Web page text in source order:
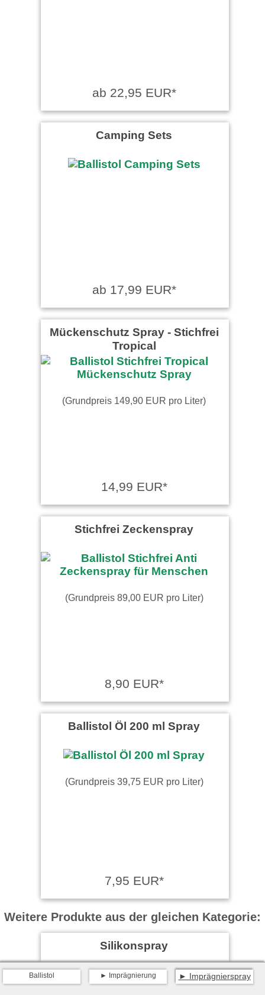
ab 22,95 EUR*
Camping Sets
ab 17,99 EUR*
Mückenschutz Spray - Stichfrei
Tropical
(Grundpreis 149,90 EUR pro Liter)
14,99 EUR*
Stichfrei Zeckenspray
(Grundpreis 89,00 EUR pro Liter)
8,90 EUR*
Ballistol Öl 200 ml Spray
(Grundpreis 39,75 EUR pro Liter)
7,95 EUR*
Weitere Produkte aus der gleichen Kategorie:
Silikonspray
Ballistol Imprägnierung Imprägnierspray